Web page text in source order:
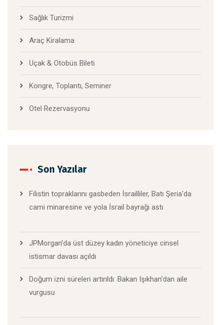
Sağlık Turizmi
Araç Kiralama
Uçak & Otobüs Bileti
Kongre, Toplantı, Seminer
Otel Rezervasyonu
Son Yazılar
Filistin topraklarını gasbeden İsrailliler, Batı Şeria'da
cami minaresine ve yola İsrail bayrağı astı
JPMorgan’da üst düzey kadın yöneticiye cinsel
istismar davası açıldı
Doğum izni süreleri artırıldı: Bakan Işıkhan'dan aile
vurgusu